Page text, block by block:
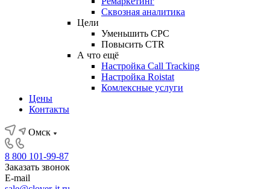
Сквозная аналитика
Цели
Уменьшить CPC
Повысить CTR
А что ещё
Настройка Call Tracking
Настройка Roistat
Комлексные услуги
Цены
Контакты
Омск
8 800 101-99-87
Заказать звонок
E-mail